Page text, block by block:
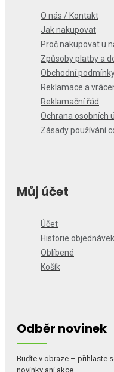
O nás / Kontakt
Jak nakupovat
Proč nakupovat u
Způsoby platby a
Obchodní
Reklamace a
Reklamační řád
Ochrana osobních
Zásady používání
Můj účet
Účet
Historie objednávek
Oblíbené
Košík
Odběr novinek
Buďte v obraze – přihlaste
novinky ani akce.